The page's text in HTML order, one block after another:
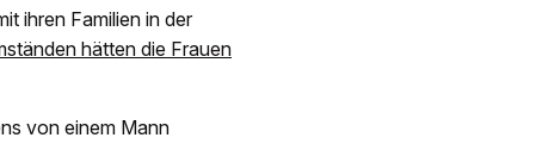
ihren Familien in der
hätten die Frauen
von einem Mann